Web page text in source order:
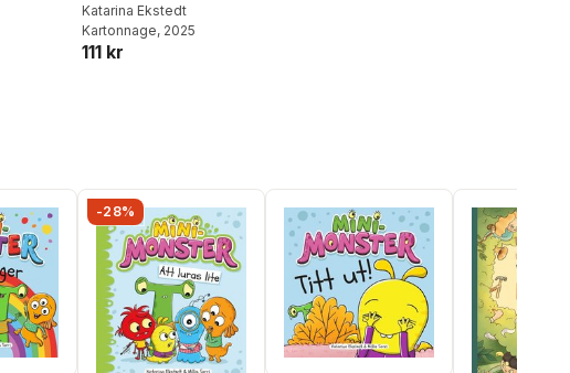
Katarina Ekstedt
Kartonnage, 2025
111 kr
-28%